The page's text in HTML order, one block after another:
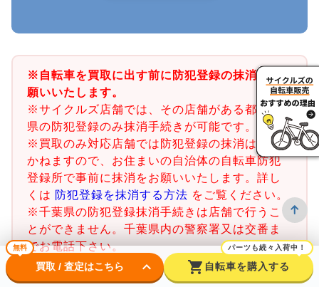
※自転車を買取に出す前に防犯登録の抹消をお
願いいたします。
※サイクルズ店舗では、その店舗がある都道府
県の防犯登録のみ抹消手続きが可能です。
※買取のみ対応店舗では防犯登録の抹消はでき
かねますので、お住まいの自治体の自転車防犯
登録所で事前に抹消をお願いいたします。詳し
くは 防犯登録を抹消する方法 をご覧ください。
※千葉県の防犯登録抹消手続きは店舗で行うこ
とができません。千葉県内の警察署又は交番ま
でお電話下さい。
無料
買取 / 査定はこちら keyboard_arrow_down shopping_cart
パーツも続々入荷中！
自転車を購入する